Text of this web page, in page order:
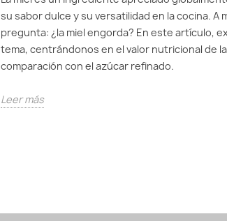
su sabor dulce y su versatilidad en la cocina. A
pregunta: ¿la miel engorda? En este artículo,
tema, centrándonos en el valor nutricional de
comparación con el azúcar refinado.
Leer más